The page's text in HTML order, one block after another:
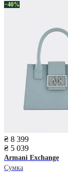
−40%
₴ 8 399
₴ 5 039
Armani Exchange
Сумка